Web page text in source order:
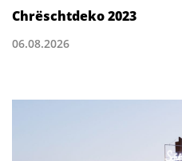
Chrëschtdeko 2023
06.08.2026